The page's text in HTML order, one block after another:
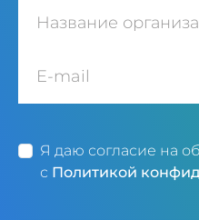
Я даю согласие на
с Политикой